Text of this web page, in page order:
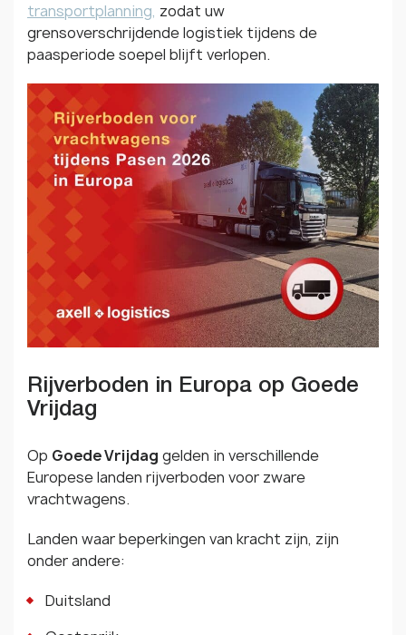
transportplanning, zodat uw
grensoverschrijdende logistiek tijdens de
paasperiode soepel blijft verlopen.
Rijverboden in Europa op Goede
Vrijdag
Op Goede Vrijdag gelden in verschillende
Europese landen rijverboden voor zware
vrachtwagens.
Landen waar beperkingen van kracht zijn, zijn
onder andere:
Duitsland